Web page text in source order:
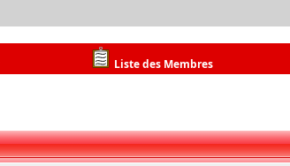
Liste des Membres